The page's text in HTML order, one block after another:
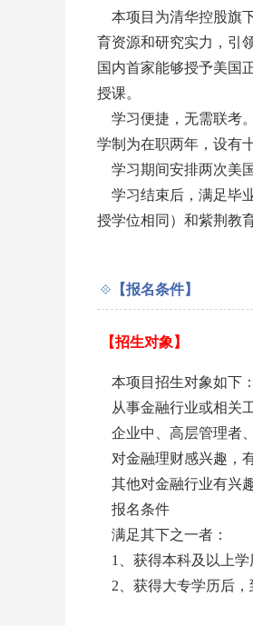
本项目为清华控股旗
育资源和研究实力，引
国内首家能够授予美国
授课。
学习便捷，无需联考
学制为在职两年，设有
学习期间安排两次美
学习结束后，满足毕
授学位相同）和紫荆教
【报名条件】
【招生对象】
本项目招生对象如下：
从事金融行业或相关
企业中、高层管理者
对金融理财感兴趣，
其他对金融行业有兴
报名条件
满足其下之一者：
1、获得本科及以上学
2、获得大专学历后，